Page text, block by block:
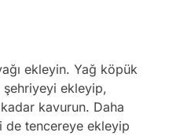
ekleyin. Yağ köpük
ekleyip,
kavurun. Daha
de tencereye ekleyip